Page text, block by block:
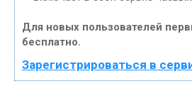
Для новых пользователей
бесплатно.
Зарегистрироваться в